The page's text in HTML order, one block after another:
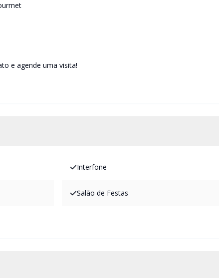
e agende uma visita!
Interfone
Salão de Festas